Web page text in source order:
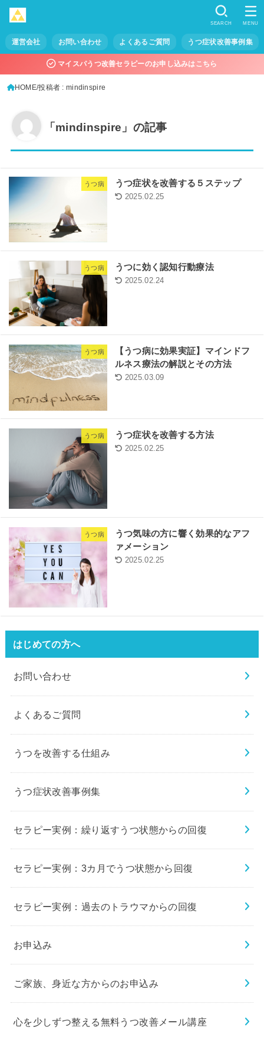
運営会社 お問い合わせ よくあるご質問 うつ症状改善事例集
SEARCH MENU
マイスパうつ改善セラピーのお申し込みはこちら
HOME 投稿者 : mindinspire
「mindinspire」の記事
うつ病 うつ症状を改善する５ステップ
2025.02.25
うつ病 うつに効く認知行動療法
2025.02.24
うつ病
【うつ病に効果実証】マインドフ
ルネス療法の解説とその方法
2025.03.09
うつ病 うつ症状を改善する方法
2025.02.25
うつ病
うつ気味の方に響く効果的なアフ
ァメーション
2025.02.25
はじめての方へ
お問い合わせ
よくあるご質問
うつを改善する仕組み
うつ症状改善事例集
セラピー実例：繰り返すうつ状態からの回復
セラピー実例：3カ月でうつ状態から回復
セラピー実例：過去のトラウマからの回復
お申込み
ご家族、身近な方からのお申込み
心を少しずつ整える無料うつ改善メール講座